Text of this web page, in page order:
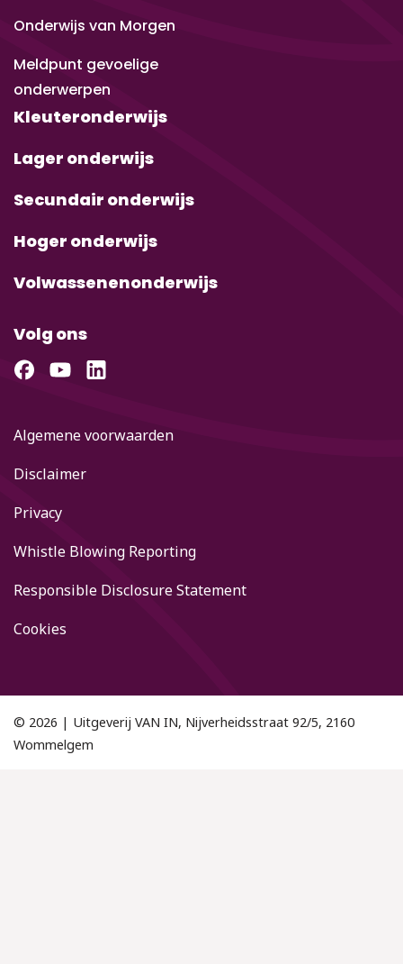
Onderwijs van Morgen
Meldpunt gevoelige
onderwerpen
Kleuteronderwijs
Lager onderwijs
Secundair onderwijs
Hoger onderwijs
Volwassenenonderwijs
Volg ons
Algemene voorwaarden
Disclaimer
Privacy
Whistle Blowing Reporting
Responsible Disclosure Statement
Cookies
© 2026 | Uitgeverij VAN IN, Nijverheidsstraat 92/5, 2160
Wommelgem